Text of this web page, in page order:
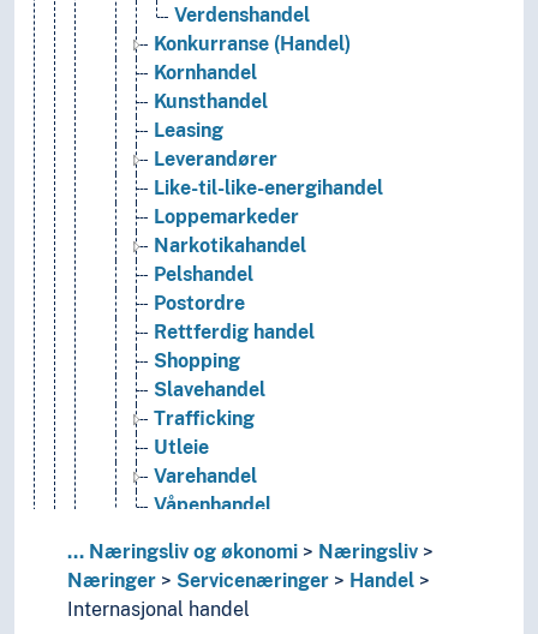
Verdenshandel
Konkurranse (Handel)
Kornhandel
Kunsthandel
Leasing
Leverandører
Like-til-like-energihandel
Loppemarkeder
Narkotikahandel
Pelshandel
Postordre
Rettferdig handel
Shopping
Slavehandel
Trafficking
Utleie
Varehandel
Våpenhandel
Kompetansesentre
Konsulenttjenester
Kundebehandling
... Næringsliv og økonomi
Næringsliv
Næringer
Servicenæringer
Handel
Internasjonal handel